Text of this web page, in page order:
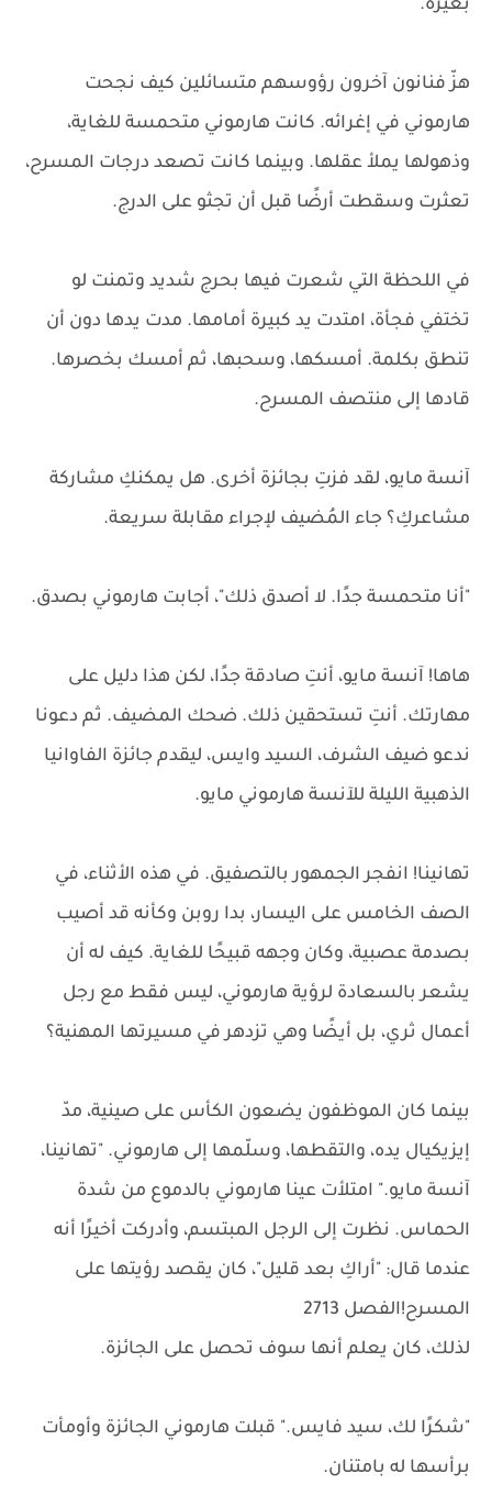
بغيرة.
هزّ فنانون آخرون رؤوسهم متسائلين كيف نجحت
هارموني في إغرائه. كانت هارموني متحمسة للغاية،
وذهولها يملأ عقلها. وبينما كانت تصعد درجات المسرح،
تعثرت وسقطت أرضًا قبل أن تجثو على الدرج.
في اللحظة التي شعرت فيها بحرج شديد وتمنت لو
تختفي فجأة، امتدت يد كبيرة أمامها. مدت يدها دون أن
تنطق بكلمة. أمسكها، وسحبها، ثم أمسك بخصرها.
قادها إلى منتصف المسرح.
آنسة مايو، لقد فزتِ بجائزة أخرى. هل يمكنكِ مشاركة
مشاعركِ؟ جاء المُضيف لإجراء مقابلة سريعة.
"أنا متحمسة جدًا. لا أصدق ذلك"، أجابت هارموني بصدق.
هاها! آنسة مايو، أنتِ صادقة جدًا، لكن هذا دليل على
مهارتك. أنتِ تستحقين ذلك. ضحك المضيف. ثم دعونا
ندعو ضيف الشرف، السيد وايس، ليقدم جائزة الفاوانيا
الذهبية الليلة للآنسة هارموني مايو.
تهانينا! انفجر الجمهور بالتصفيق. في هذه الأثناء، في
الصف الخامس على اليسار، بدا روبن وكأنه قد أصيب
بصدمة عصبية، وكان وجهه قبيحًا للغاية. كيف له أن
يشعر بالسعادة لرؤية هارموني، ليس فقط مع رجل
أعمال ثري، بل أيضًا وهي تزدهر في مسيرتها المهنية؟
بينما كان الموظفون يضعون الكأس على صينية، مدّ
إيزيكيال يده، والتقطها، وسلّمها إلى هارموني. "تهانينا،
آنسة مايو." امتلأت عينا هارموني بالدموع من شدة
الحماس. نظرت إلى الرجل المبتسم، وأدركت أخيرًا أنه
عندما قال: "أراكِ بعد قليل"، كان يقصد رؤيتها على
المسرح!الفصل 2713
لذلك، كان يعلم أنها سوف تحصل على الجائزة.
"شكرًا لك، سيد فايس." قبلت هارموني الجائزة وأومأت
برأسها له بامتنان.